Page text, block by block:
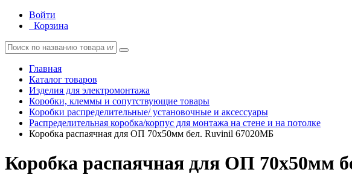
Войти
Корзина
Главная
Каталог товаров
Изделия для электромонтажа
Коробки, клеммы и сопутствующие товары
Коробки распределительные/ установочные и аксессуары
Распределительная коробка/корпус для монтажа на стене и на потолке
Коробка распаячная для ОП 70х50мм бел. Ruvinil 67020МБ
Коробка распаячная для ОП 70х50мм